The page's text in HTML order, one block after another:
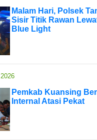
Malam Hari, Polsek
Sisir Titik Rawan
Blue Light
Pemkab Kuansing
Internal Atasi Pekat